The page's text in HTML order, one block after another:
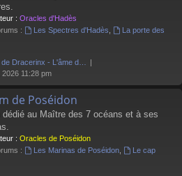
: Oracles d'Hadès
:
Les Spectres d'Hadès
La porte des
de Dracerinx - L'âme d…
2026 11:28 pm
de Poséidon
dédié au Maître des 7 océans et à ses
: Oracles de Poséidon
:
Les Marinas de Poséidon,
Le cap